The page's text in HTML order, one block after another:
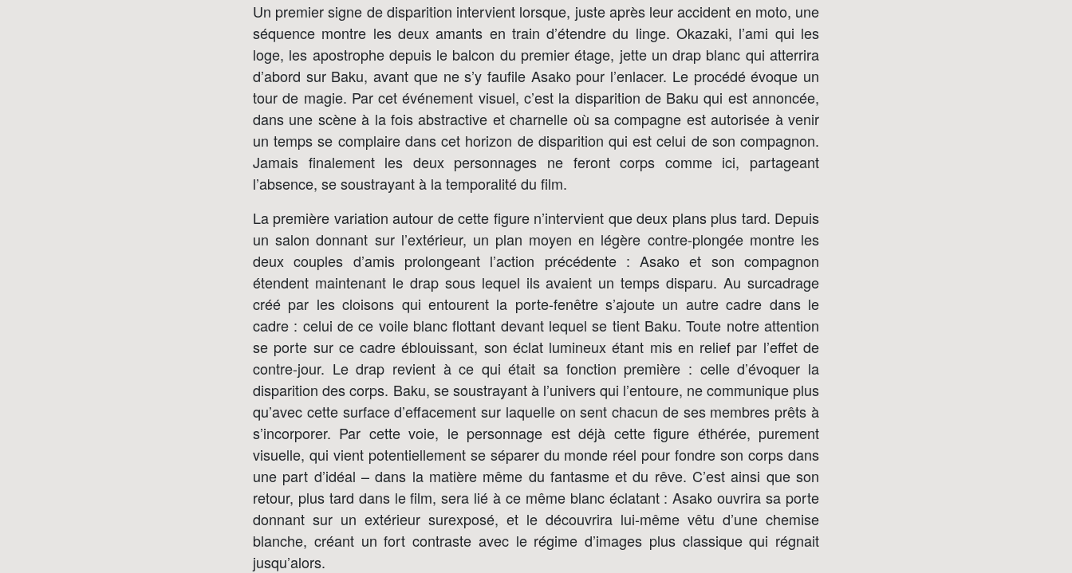
Un premier signe de disparition intervient lorsque, juste après leur accident en moto, une
séquence montre les deux amants en train d’étendre du linge. Okazaki, l’ami qui les
loge, les apostrophe depuis le balcon du premier étage, jette un drap blanc qui atterrira
d’abord sur Baku, avant que ne s’y faufile Asako pour l’enlacer. Le procédé évoque un
tour de magie. Par cet événement visuel, c’est la disparition de Baku qui est annoncée,
dans une scène à la fois abstractive et charnelle où sa compagne est autorisée à venir
un temps se complaire dans cet horizon de disparition qui est celui de son compagnon.
Jamais finalement les deux personnages ne feront corps comme ici, partageant
l’absence, se soustrayant à la temporalité du film.
La première variation autour de cette figure n’intervient que deux plans plus tard. Depuis
un salon donnant sur l’extérieur, un plan moyen en légère contre-plongée montre les
deux couples d’amis prolongeant l’action précédente : Asako et son compagnon
étendent maintenant le drap sous lequel ils avaient un temps disparu. Au surcadrage
créé par les cloisons qui entourent la porte-fenêtre s’ajoute un autre cadre dans le
cadre : celui de ce voile blanc flottant devant lequel se tient Baku. Toute notre attention
se porte sur ce cadre éblouissant, son éclat lumineux étant mis en relief par l’effet de
contre-jour. Le drap revient à ce qui était sa fonction première : celle d’évoquer la
disparition des corps. Baku, se soustrayant à l’univers qui l’entoure, ne communique plus
qu’avec cette surface d’effacement sur laquelle on sent chacun de ses membres prêts à
s’incorporer. Par cette voie, le personnage est déjà cette figure éthérée, purement
visuelle, qui vient potentiellement se séparer du monde réel pour fondre son corps dans
une part d’idéal – dans la matière même du fantasme et du rêve. C’est ainsi que son
retour, plus tard dans le film, sera lié à ce même blanc éclatant : Asako ouvrira sa porte
donnant sur un extérieur surexposé, et le découvrira lui-même vêtu d’une chemise
blanche, créant un fort contraste avec le régime d’images plus classique qui régnait
jusqu’alors.